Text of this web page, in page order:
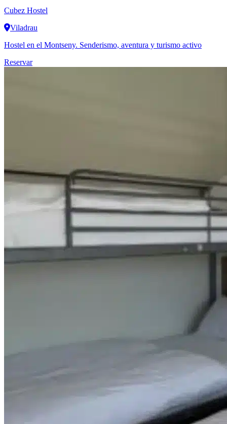
Cubez Hostel
Viladrau
Hostel en el Montseny. Senderismo, aventura y turismo activo
Reservar